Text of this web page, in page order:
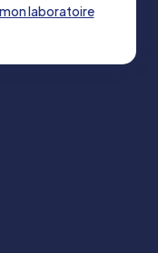
laboratoire